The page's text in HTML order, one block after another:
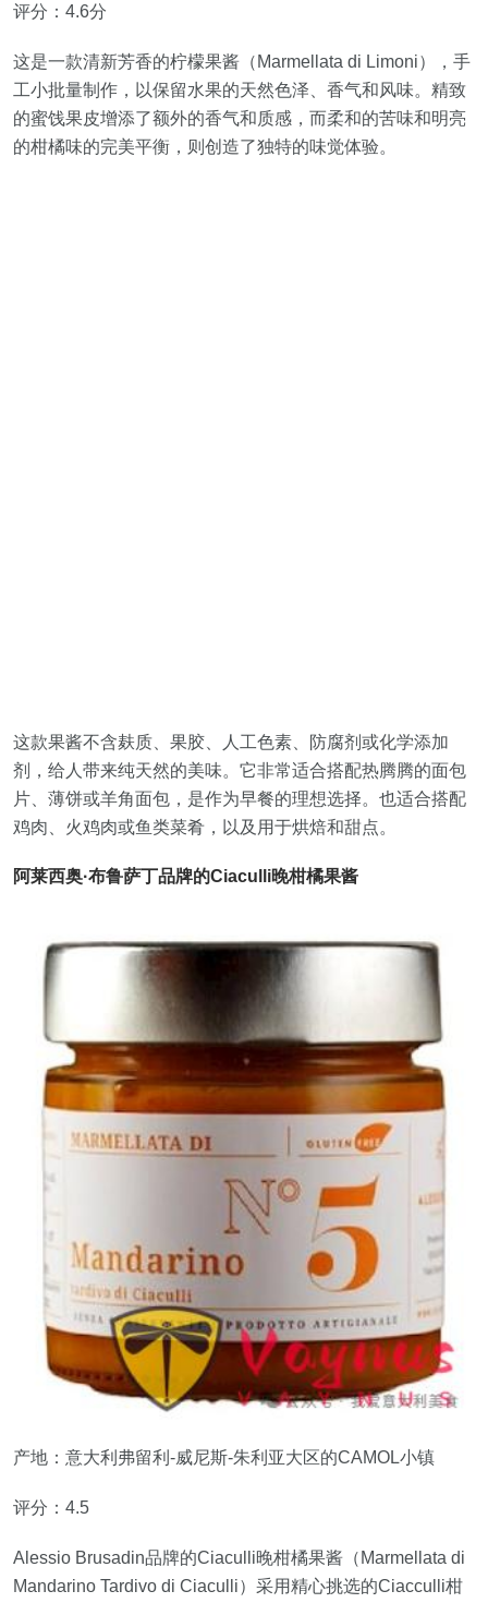
评分：4.6分
这是一款清新芳香的柠檬果酱（Marmellata di Limoni），手
工小批量制作，以保留水果的天然色泽、香气和风味。精致
的蜜饯果皮增添了额外的香气和质感，而柔和的苦味和明亮
的柑橘味的完美平衡，则创造了独特的味觉体验。
这款果酱不含麸质、果胶、人工色素、防腐剂或化学添加
剂，给人带来纯天然的美味。它非常适合搭配热腾腾的面包
片、薄饼或羊角面包，是作为早餐的理想选择。也适合搭配
鸡肉、火鸡肉或鱼类菜肴，以及用于烘焙和甜点。
阿莱西奥·布鲁萨丁品牌的Ciaculli晚柑橘果酱
产地：意大利弗留利-威尼斯-朱利亚大区的CAMOL小镇
评分：4.5
Alessio Brusadin品牌的Ciaculli晚柑橘果酱（Marmellata di
Mandarino Tardivo di Ciaculli）采用精心挑选的Ciacculli柑